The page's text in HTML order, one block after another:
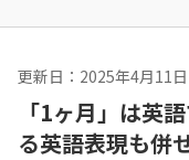
更新日：2025年4月11日
「1ヶ月」は英
る英語表現も併